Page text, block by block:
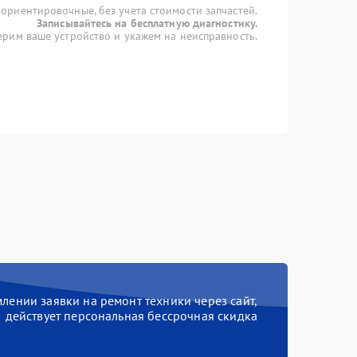
без учета стоимости запчастей.
Записывайтесь на бесплатную диагностику.
ваше устройство и укажем на неисправность.
заявки на ремонт техники через сайт,
действует персональная бессрочная скидка